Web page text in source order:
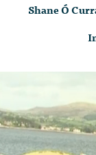
Shane Ó